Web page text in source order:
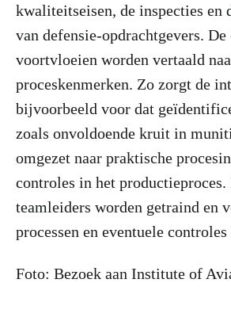
kwaliteitseisen, de inspecties en
van defensie-opdrachtgevers.
voortvloeien worden vertaald
proceskenmerken. Zo zorgt de
bijvoorbeeld voor dat
zoals onvoldoende kruit in
omgezet naar praktische
controles in het productieproces.
teamleiders worden getraind en
processen en eventuele
Foto: Bezoek aan Institute of